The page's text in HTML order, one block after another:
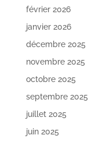
février 2026
janvier 2026
décembre 2025
novembre 2025
octobre 2025
septembre 2025
juillet 2025
juin 2025